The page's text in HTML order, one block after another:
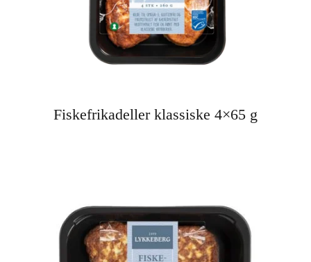
Fiskefrikadeller klassiske 4×65 g